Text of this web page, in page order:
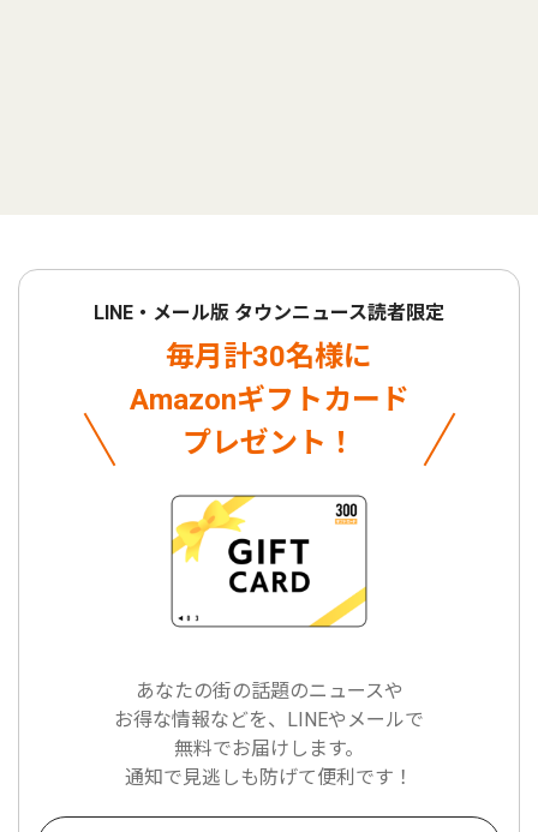
LINE・メール版 タウンニュース読者限定
毎月計30名様に
Amazonギフトカード
プレゼント！
あなたの街の話題のニュースや
お得な情報などを、LINEやメールで
無料でお届けします。
通知で見逃しも防げて便利です！